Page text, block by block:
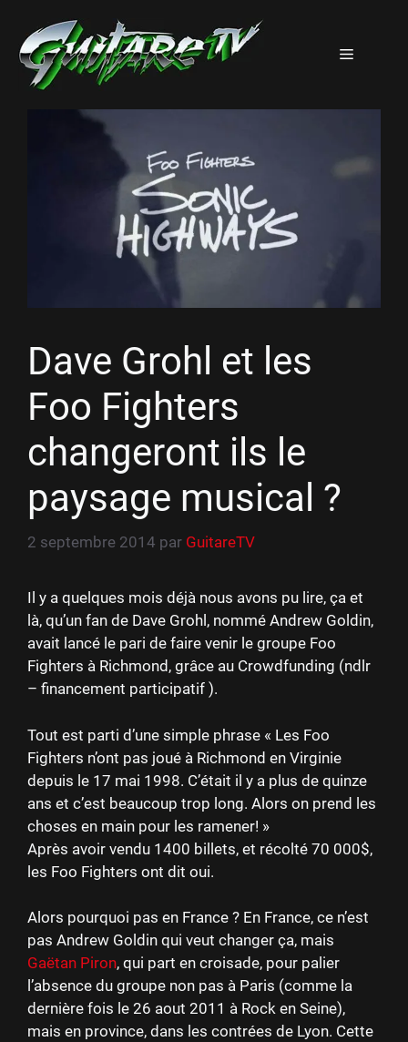
contenu
Menu
Dave Grohl et les
Foo Fighters
changeront ils le
paysage musical ?
2 septembre 2014 par GuitareTV
Il y a quelques mois déjà nous avons pu lire, ça et
là, qu’un fan de Dave Grohl, nommé Andrew Goldin,
avait lancé le pari de faire venir le groupe Foo
Fighters à Richmond, grâce au Crowdfunding (ndlr
– financement participatif ).
Tout est parti d’une simple phrase « Les Foo
Fighters n’ont pas joué à Richmond en Virginie
depuis le 17 mai 1998. C’était il y a plus de quinze
ans et c’est beaucoup trop long. Alors on prend les
choses en main pour les ramener! »
Après avoir vendu 1400 billets, et récolté 70 000$,
les Foo Fighters ont dit oui.
Alors pourquoi pas en France ? En France, ce n’est
pas Andrew Goldin qui veut changer ça, mais
Gaëtan Piron, qui part en croisade, pour palier
l’absence du groupe non pas à Paris (comme la
dernière fois le 26 aout 2011 à Rock en Seine),
mais en province, dans les contrées de Lyon. Cette